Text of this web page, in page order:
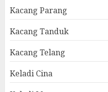
Kacang Parang
Kacang Tanduk
Kacang Telang
Keladi Cina